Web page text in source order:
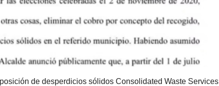
de desperdicios sólidos Consolidated Waste Services